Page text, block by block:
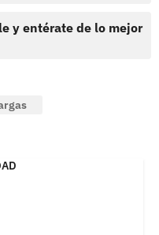
y entérate de lo mejor